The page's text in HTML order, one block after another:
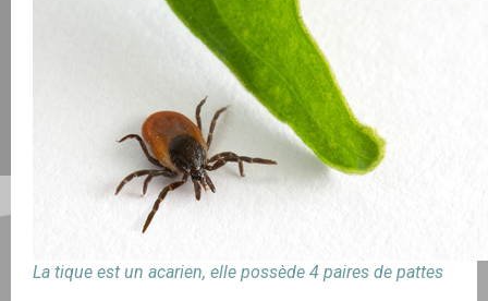
La tique est un acarien, elle possède 4 paires de pattes